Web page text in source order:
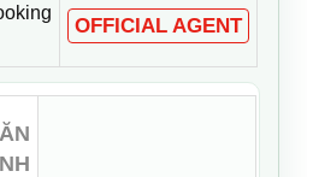
OFFICIAL AGENT